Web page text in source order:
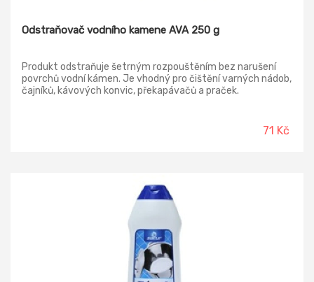
Odstraňovač vodního kamene AVA 250 g
Produkt odstraňuje šetrným rozpouštěním bez narušení
povrchů vodní kámen. Je vhodný pro čištění varných nádob,
čajníků, kávových konvic, překapávačů a praček.
71 Kč